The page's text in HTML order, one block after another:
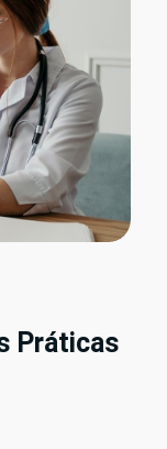
Práticas